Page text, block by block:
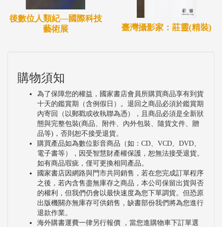
後數位人類紀—國際科技
藝術展
臺灣攝影家：莊靈(精裝)
購物須知
為了保障您的權益，國家書店會員所購買商品享有到貨
十天的鑑賞期（含例假日）。退回之商品必須於鑑賞期
內寄回（以郵戳或收執聯為憑），且商品必須是全新狀
態與完整包裝(商品、附件、內外包裝、隨貨文件、贈
品等)，否則恕不接受退貨。
購買產品如為數位影音商品（如：CD、VCD、DVD、
電子書等），因受智慧財產權保護，恕無法接受退貨。
如有商品瑕疵，僅可更換相同產品。
國家書店因網路與門市共同銷售，若在您完成訂單程序
之後，若內含售盡無庫存之商品，本公司保留出貨與否
的權利，但我們仍會以最快速度為您下單調貨。但恐原
出版機關亦無庫存可供銷售，缺書部份我們將為您進行
退款作業。
海外購書運費一律另行報價 ，當您進購物車下訂單選